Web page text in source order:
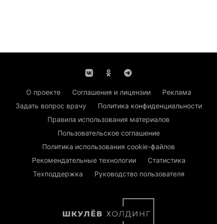
О проекте Соглашения и лицензии
Реклама
Задать вопрос врачу
Политика конфиденциальности
Правила использования материалов
Пользовательское соглашение
Политика использования cookie-файлов
Рекомендательные технологии
Статистика
Техподдержка
Руководство пользователя